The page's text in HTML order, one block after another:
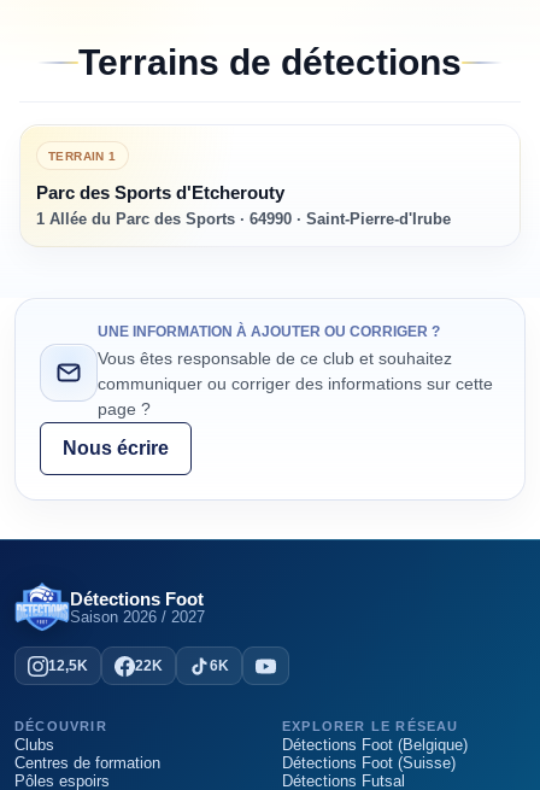
Terrains de détections
TERRAIN1
Parc des Sports d'Etcherouty
1 Allée du Parc des Sports · 64990 · Saint-Pierre-d'Irube
UNE INFORMATION À AJOUTER OU CORRIGER ?
Vous êtes responsable de ce club et souhaitez
communiquer ou corriger des informations sur cette
page ?
Nous écrire
Détections Foot
Saison 2026 / 2027
12,5K 22K 6K
DÉCOUVRIR
Clubs
Centres de formation
Pôles espoirs
EXPLORER LE RÉSEAU
Détections Foot (Belgique)
Détections Foot (Suisse)
Détections Futsal